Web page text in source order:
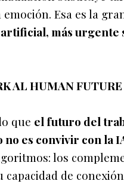
Esa es la
más
AL HUMAN FUTURE
que el futuro del
no es convivir con la
los
capacidad de